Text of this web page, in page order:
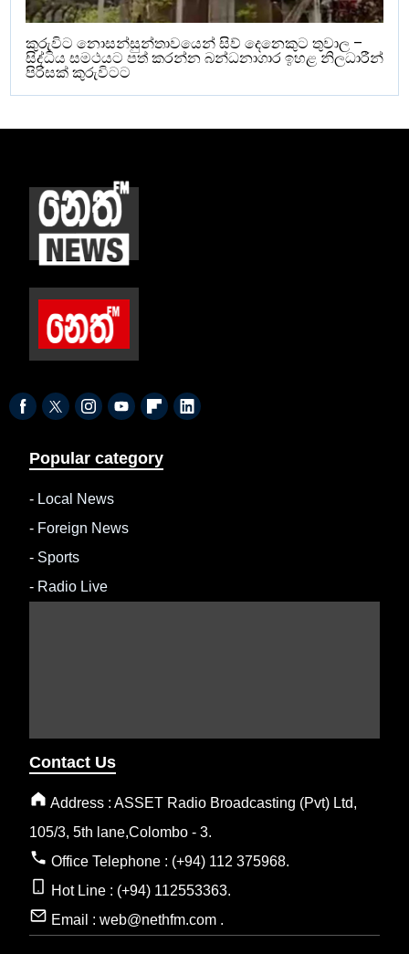
කුරුවිට නොසන්සුන්තාවයෙන් සිව් දෙනෙකුට තුවාල –
සිද්ධිය සමථයට පත් කරන්න බන්ධනාගාර ඉහළ නිලධාරීන්
පිරිසක් කුරුවිටට
Popular category
- Local News
- Foreign News
- Sports
- Radio Live
Contact Us
Address : ASSET Radio Broadcasting (Pvt) Ltd,
105/3, 5th lane,Colombo - 3.
Office Telephone : (+94) 112 375968.
Hot Line : (+94) 112553363.
Email : web@nethfm.com .